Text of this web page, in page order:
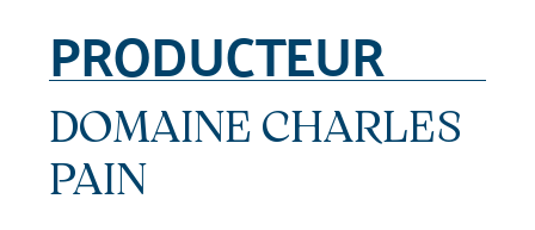
PRODUCTEUR
DOMAINE CHARLES
PAIN